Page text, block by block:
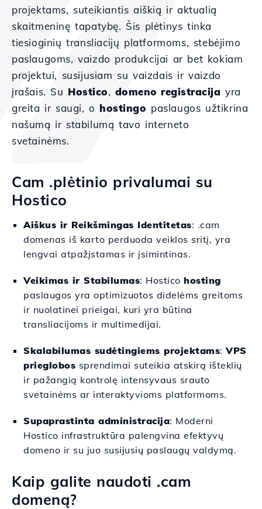
projektams, suteikiantis aiškią ir aktualią
skaitmeninę tapatybę. Šis plėtinys tinka
tiesioginių transliacijų platformoms, stebėjimo
paslaugoms, vaizdo produkcijai ar bet kokiam
projektui, susijusiam su vaizdais ir vaizdo
įrašais. Su Hostico, domeno registracija yra
greita ir saugi, o hostingo paslaugos užtikrina
našumą ir stabilumą tavo interneto
svetainėms.
Cam .plėtinio privalumai su
Hostico
Aiškus ir Reikšmingas Identitetas: .cam
domenas iš karto perduoda veiklos sritį, yra
lengvai atpažįstamas ir įsimintinas.
Veikimas ir Stabilumas: Hostico hosting
paslaugos yra optimizuotos didelėms greitoms
ir nuolatinei prieigai, kuri yra būtina
transliacijoms ir multimedijai.
Skalabilumas sudėtingiems projektams:VPS
prieglobos sprendimai suteikia atskirą išteklių
ir pažangią kontrolę intensyvaus srauto
svetainėms ar interaktyvioms platformoms.
Supaprastinta administracija: Moderni
Hostico infrastruktūra palengvina efektyvų
domeno ir su juo susijusių paslaugų valdymą.
Kaip galite naudoti .cam
domeną?